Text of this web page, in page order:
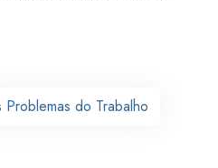
Problemas do Trabalho